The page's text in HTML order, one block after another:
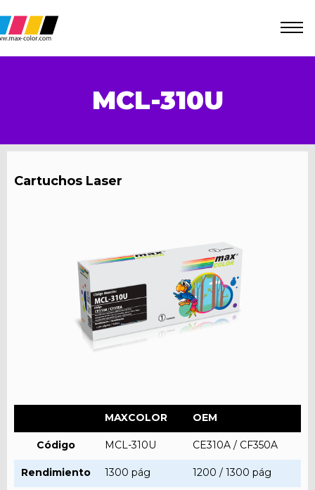
MCL-310U
Cartuchos Laser
MAXCOLOR OEM
Código MCL-310U CE310A / CF350A
Rendimiento 1300 pág 1200 / 1300 pág